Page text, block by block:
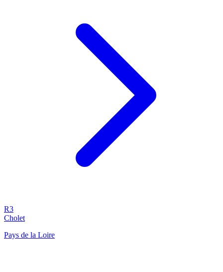
R3
Cholet
Pays de la Loire